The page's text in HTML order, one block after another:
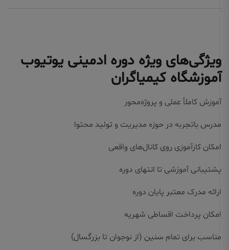
ویژگی‌های ویژه دوره ادمینی یوتیوب
آموزشگاه کیمیاگران
آموزش کاملاً عملی و پروژه‌محور
مدرس باتجربه در حوزه مدیریت و تولید محتوا
امکان کارآموزی روی کانال‌های واقعی
پشتیبانی آموزشی تا انتهای دوره
ارائه مدرک معتبر پایان دوره
امکان پرداخت اقساطی شهریه
مناسب برای تمام سنین (از نوجوان تا بزرگسال)